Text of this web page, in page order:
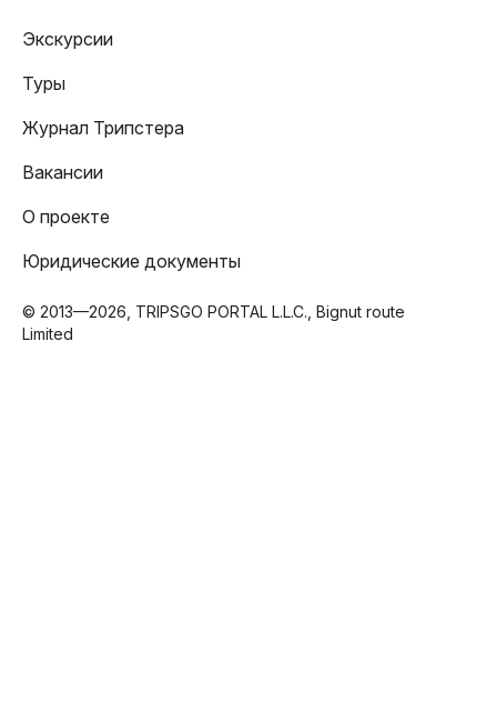
Экскурсии
Туры
Журнал Трипстера
Вакансии
О проекте
Юридические документы
© 2013—2026, TRIPSGO PORTAL L.L.C., Bignut route
Limited